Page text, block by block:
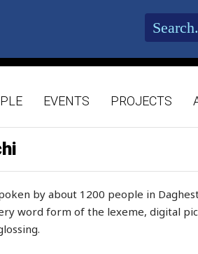
EVENTS PROJECTS
by about 1200 people in
word form of the lexeme, digital